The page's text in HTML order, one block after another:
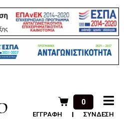
0
ΕΓΓΡΑΦΗ ΣΥΝΔΕΣΗ